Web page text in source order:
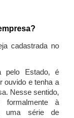
cadastrada no
pelo Estado, é
ouvido e tenha a
Nesse sentido,
formalmente à
uma série de